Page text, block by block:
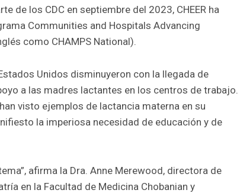
de los CDC en septiembre del 2023, CHEER ha
Communities and Hospitals Advancing
como CHAMPS National).
Unidos disminuyeron con la llegada de
a las madres lactantes en los centros de trabajo.
visto ejemplos de lactancia materna en su
la imperiosa necesidad de educación y de
afirma la Dra. Anne Merewood, directora de
en la Facultad de Medicina Chobanian y